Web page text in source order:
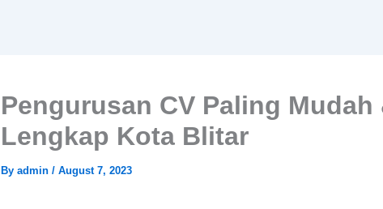
Pengurusan CV Paling Mudah
Lengkap Kota Blitar
By admin / August 7, 2023